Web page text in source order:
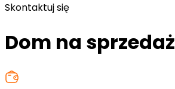
Skontaktuj się
Dom na sprzedaż